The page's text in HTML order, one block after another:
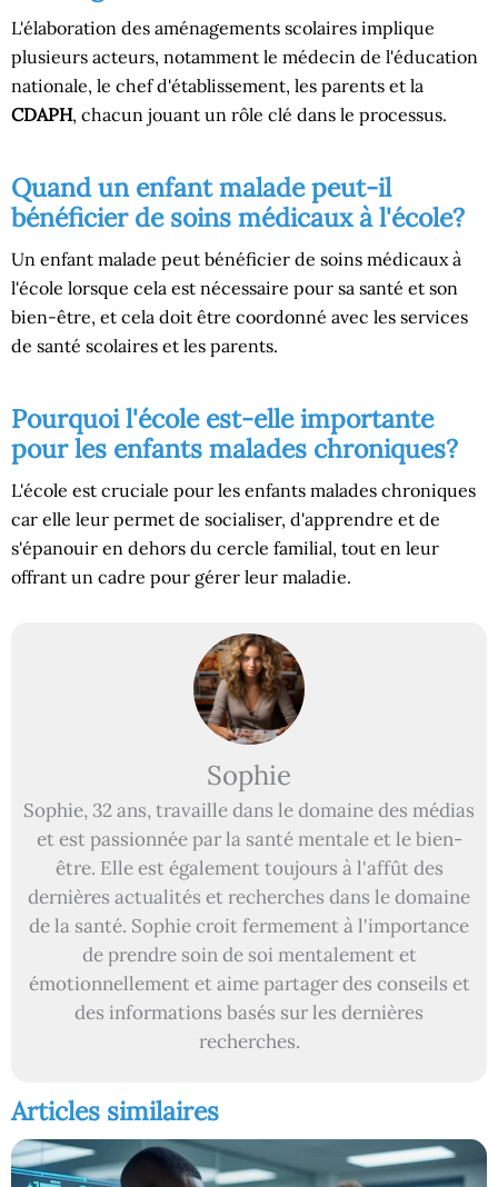
L'élaboration des aménagements scolaires implique
plusieurs acteurs, notamment le médecin de l'éducation
nationale, le chef d'établissement, les parents et la
CDAPH, chacun jouant un rôle clé dans le processus.
Quand un enfant malade peut-il
bénéficier de soins médicaux à l'école?
Un enfant malade peut bénéficier de soins médicaux à
l'école lorsque cela est nécessaire pour sa santé et son
bien-être, et cela doit être coordonné avec les services
de santé scolaires et les parents.
Pourquoi l'école est-elle importante
pour les enfants malades chroniques?
L'école est cruciale pour les enfants malades chroniques
car elle leur permet de socialiser, d'apprendre et de
s'épanouir en dehors du cercle familial, tout en leur
offrant un cadre pour gérer leur maladie.
Sophie
Sophie, 32 ans, travaille dans le domaine des médias
et est passionnée par la santé mentale et le bien-
être. Elle est également toujours à l'affût des
dernières actualités et recherches dans le domaine
de la santé. Sophie croit fermement à l'importance
de prendre soin de soi mentalement et
émotionnellement et aime partager des conseils et
des informations basés sur les dernières
recherches.
Articles similaires